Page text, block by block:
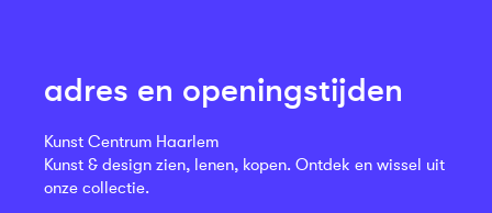
adres en openingstijden
Kunst Centrum Haarlem
Kunst & design zien, lenen, kopen. Ontdek en wissel uit
onze collectie.